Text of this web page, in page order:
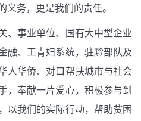
义务，更是我们的责任。
、事业单位、国有大中型企业
融、工青妇系统，驻黔部队及
人华侨、对口帮扶城市与社会
，奉献一片爱心，积极参与到
以我们的实际行动，帮助贫困